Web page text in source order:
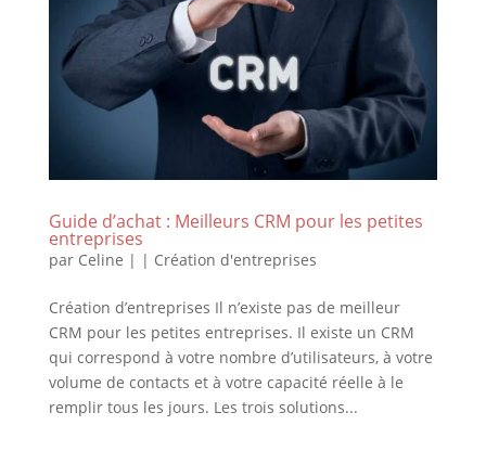
Guide d’achat : Meilleurs CRM pour les petites
entreprises
par Celine | | Création d'entreprises
Création d’entreprises Il n’existe pas de meilleur
CRM pour les petites entreprises. Il existe un CRM
qui correspond à votre nombre d’utilisateurs, à votre
volume de contacts et à votre capacité réelle à le
remplir tous les jours. Les trois solutions...